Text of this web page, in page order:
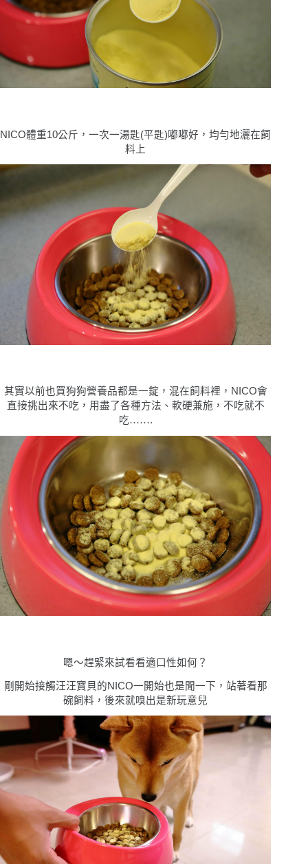
NICO體重10公斤，一次一湯匙(平匙)嘟嘟好，均勻地灑在飼
料上
其實以前也買狗狗營養品都是一錠，混在飼料裡，NICO會
直接挑出來不吃，用盡了各種方法、軟硬兼施，不吃就不
吃…….
嗯〜趕緊來試看看適口性如何 ？
剛開始接觸汪汪寶貝的NICO一開始也是聞一下，站著看那
碗飼料，後來就嗅出是新玩意兒